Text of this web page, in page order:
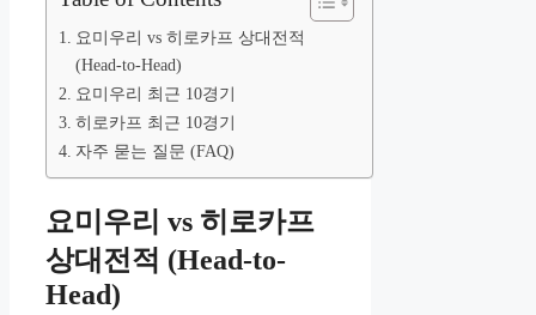
요미우리 vs 히로카프 상대전적
(Head-to-Head)
요미우리 최근 10경기
히로카프 최근 10경기
자주 묻는 질문 (FAQ)
요미우리 vs 히로카프
상대전적 (Head-to-
Head)